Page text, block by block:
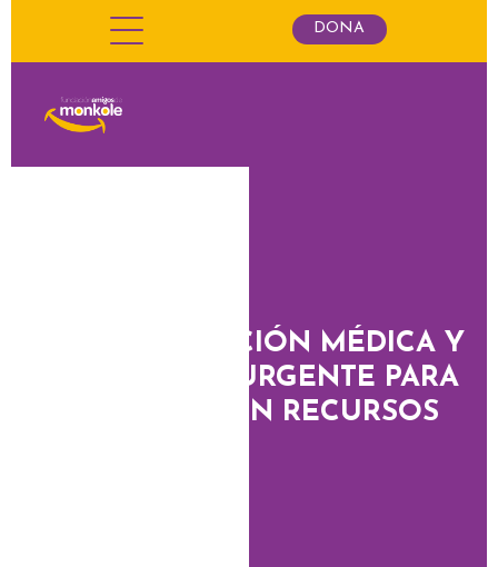
DONA
BENOÎT: ATENCIÓN MÉDICA Y
QUIRÚRGICA URGENTE PARA
PERSONAS SIN RECURSOS